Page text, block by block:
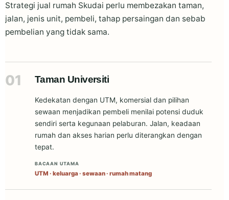
Strategi jual rumah Skudai perlu membezakan taman,
jalan, jenis unit, pembeli, tahap persaingan dan sebab
pembelian yang tidak sama.
01 Taman Universiti
Kedekatan dengan UTM, komersial dan pilihan
sewaan menjadikan pembeli menilai potensi duduk
sendiri serta kegunaan pelaburan. Jalan, keadaan
rumah dan akses harian perlu diterangkan dengan
tepat.
BACAAN UTAMA
UTM · keluarga · sewaan · rumah matang